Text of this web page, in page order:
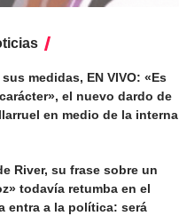
medidas, EN VIVO: «Es
el nuevo dardo de
en medio de la interna
River, su frase sobre un
todavía retumba en el
entra a la política: será